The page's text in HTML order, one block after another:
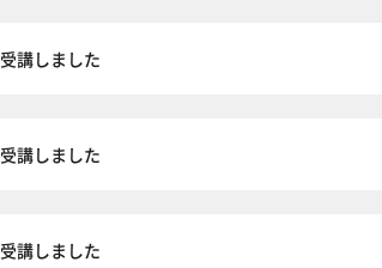
受講しました
受講しました
受講しました